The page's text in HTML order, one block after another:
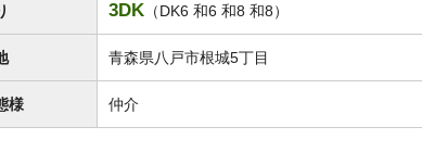
3DK （DK6 和6 和8 和8）
青森県八戸市根城5丁目
様 仲介